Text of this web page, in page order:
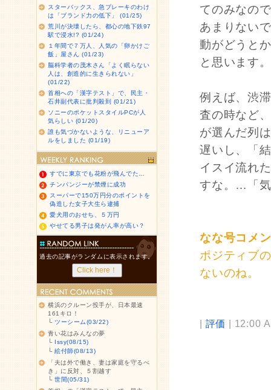
てのみなの
あまりない
動がどうと
と思います。
例えば、渋
査の時など
が選んだ列
遅いし、「
イスイ流れ
すな。…「
なな号コ
ポジティブ
ないのね。
| 評価 | 12:00
スターバックス、急ブレーキのわけ
は「ブランド力の低下」 (01/25)
荒川が決壊したら、都心の地下鉄97
駅で浸水!? (01/24)
１年間で７万人、人気の「卵かけご
飯」屋さん (01/23)
脳科学者の茂木さん「よく眠らない
人は、創造的に生きられない」
(01/22)
首相への「漢字テスト」で、民主・
石井副代表に批判殺到 (01/21)
ソニーのポケットスタイルPCが人
気らしい (01/20)
誰も気づかないような、リニューア
ルをしました (01/19)
すでに東京でも花粉が飛んでた…
チンパンジーが禁煙に成功
スーパーで150万円分のポイントを
偽造した女子大生ら逮捕
愛犬用のおせち、５万円
やせてる男子は発がん率が高い？
過去の記事がランダムに表示されます。
横浜のクルーン投手が、日本最速
161キロ！
└ツーシーム(03/22)
青い花はみんなの夢
└ Issy(08/15)
└絵付師(08/13)
「夫は外で働き、妻は家庭を守るべ
き」に反対、５割越す
└世間(05/31)